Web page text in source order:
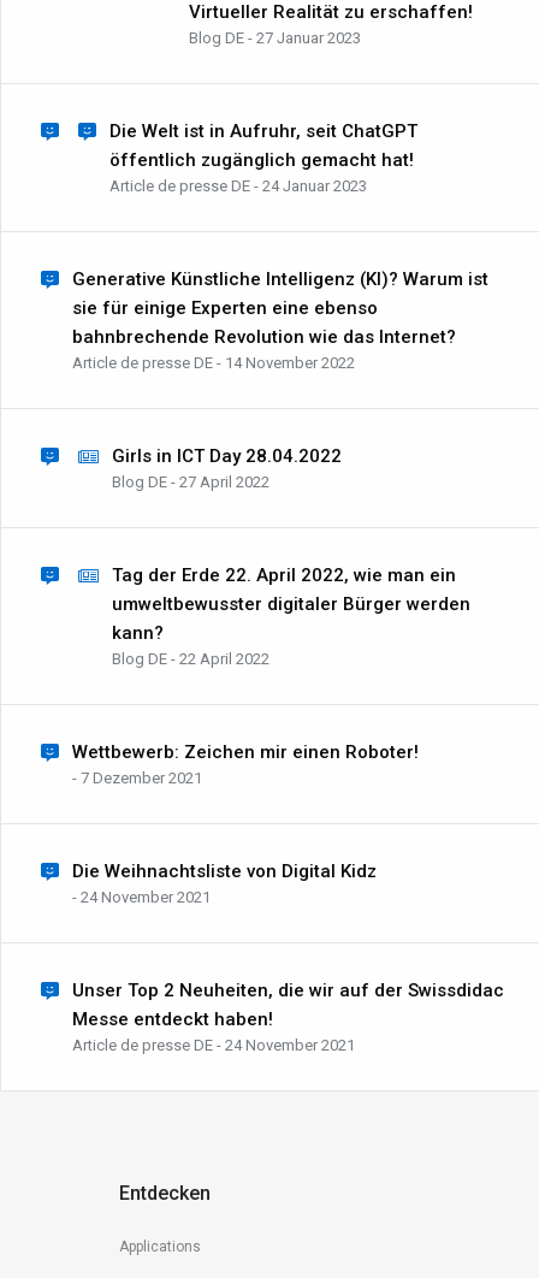
Virtueller Realität zu erschaffen!
Blog DE - 27 Januar 2023
Die Welt ist in Aufruhr, seit ChatGPT
öffentlich zugänglich gemacht hat!
Article de presse DE - 24 Januar 2023
Generative Künstliche Intelligenz (KI)? Warum ist
sie für einige Experten eine ebenso
bahnbrechende Revolution wie das Internet?
Article de presse DE - 14 November 2022
Girls in ICT Day 28.04.2022
Blog DE - 27 April 2022
Tag der Erde 22. April 2022, wie man ein
umweltbewusster digitaler Bürger werden
kann?
Blog DE - 22 April 2022
Wettbewerb: Zeichen mir einen Roboter!
- 7 Dezember 2021
Die Weihnachtsliste von Digital Kidz
- 24 November 2021
Unser Top 2 Neuheiten, die wir auf der Swissdidac
Messe entdeckt haben!
Article de presse DE - 24 November 2021
Entdecken
Applications